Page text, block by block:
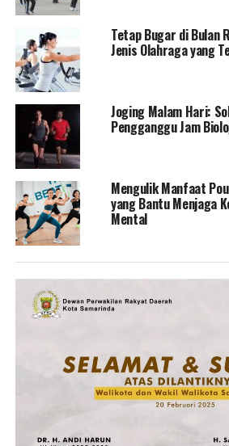
Tetap Bugar di Bulan
Jenis Olahraga yang
Joging Malam Hari:
Pengganggu Jam
Mengulik Manfaat
yang Bantu Menjaga
Mental